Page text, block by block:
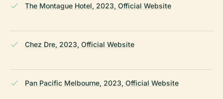
The Montague Hotel, 2023, Official Website
Chez Dre, 2023, Official Website
Pan Pacific Melbourne, 2023, Official Website